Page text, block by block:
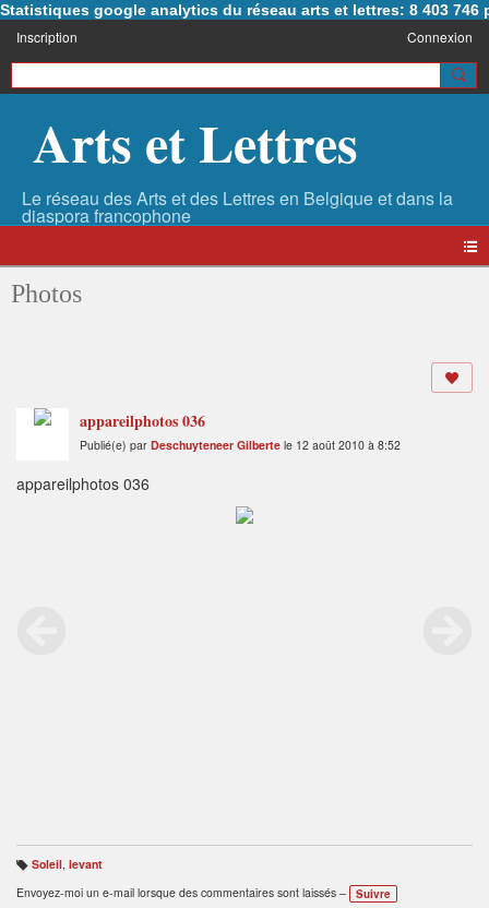
Statistiques google analytics du réseau arts et lettres: 8 403 746
Inscription Connexion
Arts et Lettres
Photos
appareilphotos 036
Publié(e) par Deschuyteneer Gilberte le 12 août 2010 à 8:52
appareilphotos 036
B
ali
s
Soleil, levant
Envoyez-moi un e-mail lorsque des commentaires sont laissés –
Suivre